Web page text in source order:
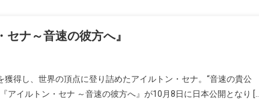
ナ～音速の彼方へ』
得し、世界の頂点に登り詰めたアイルトン・セナ。“音速の貴公
アイルトン・セナ ～音速の彼方へ』が10月8日に日本公開となり […]